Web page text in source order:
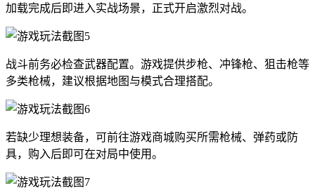
加载完成后即进入实战场景，正式开启激烈对战。
战斗前务必检查武器配置。游戏提供步枪、冲锋枪、狙击枪等
多类枪械，建议根据地图与模式合理搭配。
若缺少理想装备，可前往游戏商城购买所需枪械、弹药或防
具，购入后即可在对局中使用。